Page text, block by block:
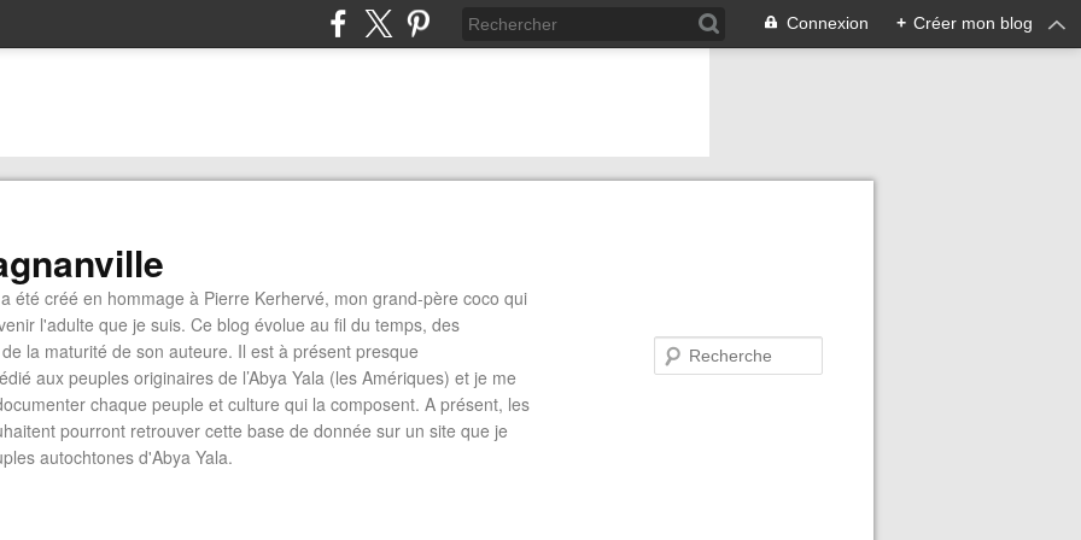
Connexion + Créer mon blog
été créé en hommage à Pierre Kerhervé, mon grand-père coco qui
l'adulte que je suis. Ce blog évolue au fil du temps, des
la maturité de son auteure. Il est à présent presque
aux peuples originaires de l’Abya Yala (les Amériques) et je me
chaque peuple et culture qui la composent. A présent, les
pourront retrouver cette base de donnée sur un site que je
autochtones d'Abya Yala.